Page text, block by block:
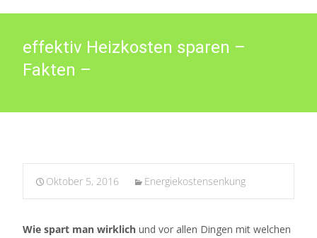
effektiv Heizkosten sparen –
Fakten –
Oktober 5, 2016 Energiekostensenkung
Wie spart man wirklich und vor allen Dingen mit welchen